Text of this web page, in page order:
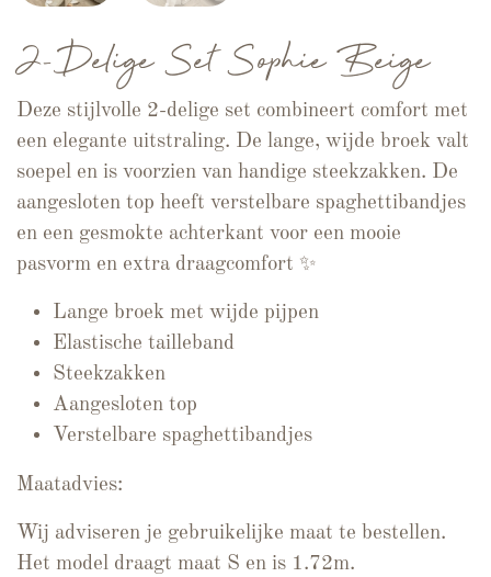
2-Delige Set Sophie Beige
Deze stijlvolle 2-delige set combineert comfort met
een elegante uitstraling. De lange, wijde broek valt
soepel en is voorzien van handige steekzakken. De
aangesloten top heeft verstelbare spaghettibandjes
en een gesmokte achterkant voor een mooie
pasvorm en extra draagcomfort ✨
Lange broek met wijde pijpen
Elastische tailleband
Steekzakken
Aangesloten top
Verstelbare spaghettibandjes
Maatadvies:
Wij adviseren je gebruikelijke maat te bestellen.
Het model draagt maat S en is 1.72m.